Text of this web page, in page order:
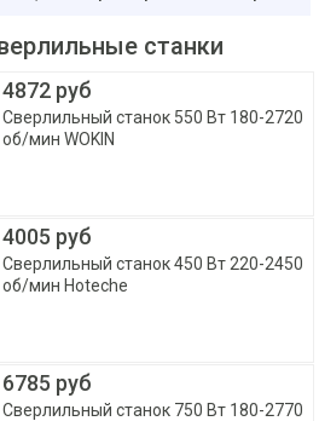
станки
4872 руб
Сверлильный станок 550 Вт 180-2720
об/мин WOKIN
4005 руб
Сверлильный станок 450 Вт 220-2450
об/мин Hoteche
6785 руб
Сверлильный станок 750 Вт 180-2770